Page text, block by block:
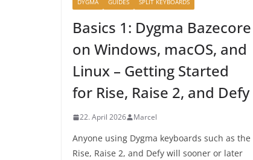
DYGMA GUIDES SPLIT KEYBOARDS
Basics 1: Dygma Bazecore
on Windows, macOS, and
Linux – Getting Started
for Rise, Raise 2, and Defy
22. April 2026 Marcel
Anyone using Dygma keyboards such as the
Rise, Raise 2, and Defy will sooner or later